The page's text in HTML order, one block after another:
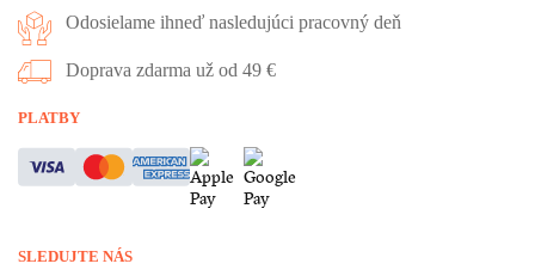
Odosielame ihneď nasledujúci pracovný deň
Doprava zdarma už od 49 €
PLATBY
SLEDUJTE NÁS
Vážime si vaše súkromie
Táto stránka používa cookies, aby vám ponúkla skvelý zážitok z
prehliadania. Všetky dôležité informácie nájdete na stránke Cookies.
všetkých cookies, ktoré sa nachádzajú na tomto webe, môžete to